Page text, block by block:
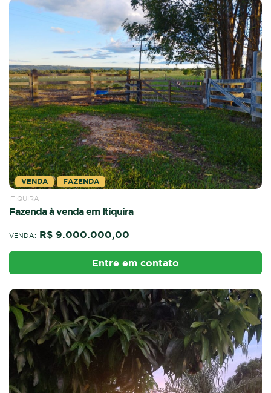
VENDA FAZENDA
ITIQUIRA
Fazenda à venda em Itiquira
VENDA: R$ 9.000.000,00
Entre em contato